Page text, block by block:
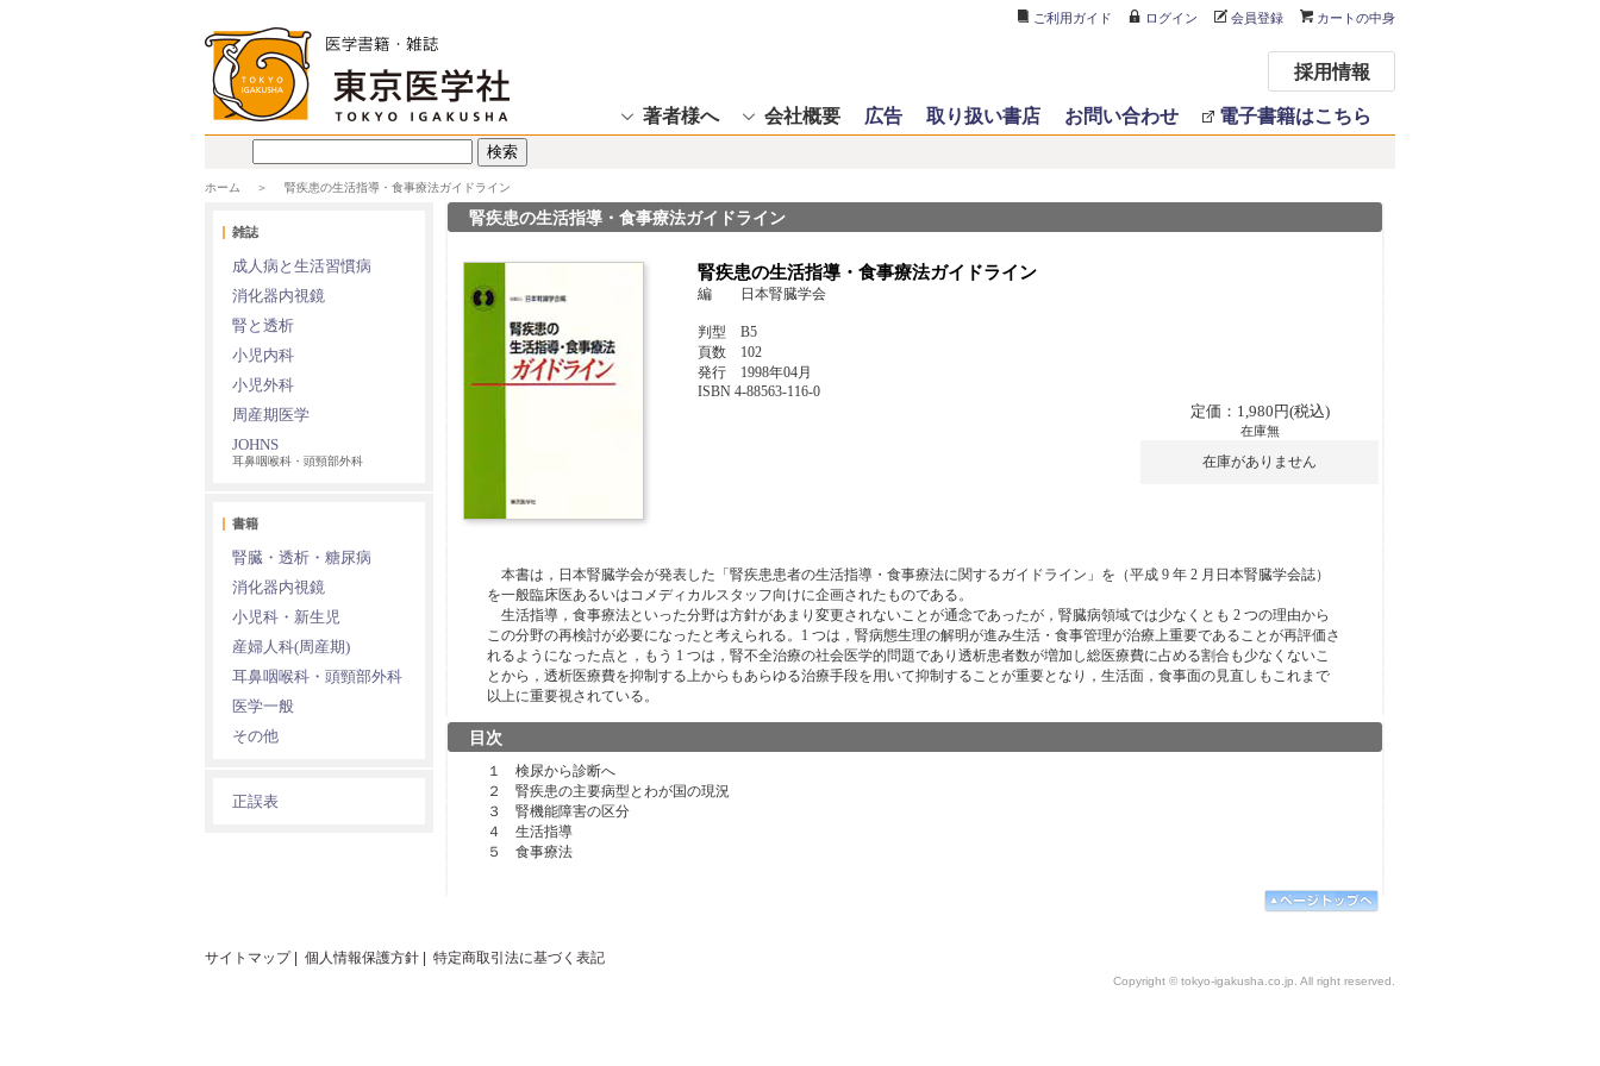
ご利用ガイド ログイン 会員登録 カートの中身
著者様へ 会社概要 広告 取り扱い書店 お問い合わせ 電子書籍はこちら
採用情報
ホーム 腎疾患の生活指導・食事療法ガイドライン
雑誌
成人病と生活習慣病
消化器内視鏡
腎と透析
小児内科
小児外科
周産期医学
JOHNS
耳鼻咽喉科・頭頸部外科
書籍
腎臓・透析・糖尿病
消化器内視鏡
小児科・新生児
産婦人科(周産期)
耳鼻咽喉科・頭頸部外科
医学一般
その他
正誤表
腎疾患の生活指導・食事療法ガイドライン
腎疾患の生活指導・食事療法ガイドライン
編 日本腎臓学会
判型 B5
頁数 102
発行 1998年04月
ISBN 4-88563-116-0
定価：1,980円(税込)
在庫無
在庫がありません
本書は，日本腎臓学会が発表した「腎疾患患者の生活指導・食事療法に関するガイドライン」を（平成 9 年 2 月日本腎臓学会誌）
を一般臨床医あるいはコメディカルスタッフ向けに企画されたものである。
生活指導，食事療法といった分野は方針があまり変更されないことが通念であったが，腎臓病領域では少なくとも 2 つの理由から
この分野の再検討が必要になったと考えられる。1 つは，腎病態生理の解明が進み生活・食事管理が治療上重要であることが再評価さ
れるようになった点と，もう 1 つは，腎不全治療の社会医学的問題であり透析患者数が増加し総医療費に占める割合も少なくないこ
とから，透析医療費を抑制する上からもあらゆる治療手段を用いて抑制することが重要となり，生活面，食事面の見直しもこれまで
以上に重要視されている。
目次
１ 検尿から診断へ
２ 腎疾患の主要病型とわが国の現況
３ 腎機能障害の区分
４ 生活指導
５ 食事療法
サイトマップ| 個人情報保護方針 特定商取引法に基づく表記
Copyright © tokyo-igakusha.co.jp. All right reserved.